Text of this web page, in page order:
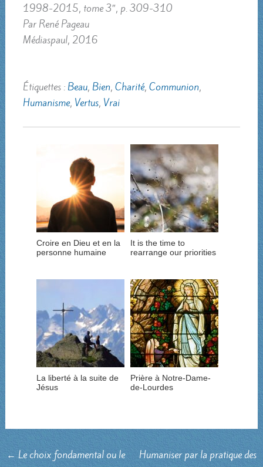
1998-2015, tome 3″, p. 309-310
Par René Pageau
Médiaspaul, 2016
Étiquettes : Beau, Bien, Charité, Communion,
Humanisme, Vertus, Vrai
Croire en Dieu et en la
personne humaine
It is the time to
rearrange our priorities
La liberté à la suite de
Jésus
Prière à Notre-Dame-
de-Lourdes
←Le choix fondamental ou le
Humaniser par la pratique des